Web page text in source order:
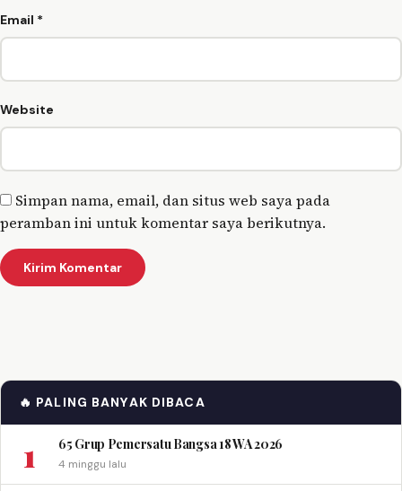
Email *
Website
Simpan nama, email, dan situs web saya pada
peramban ini untuk komentar saya berikutnya.
🔥 PALING BANYAK DIBACA
1 65 Grup Pemersatu Bangsa 18 WA 2026
4 minggu lalu